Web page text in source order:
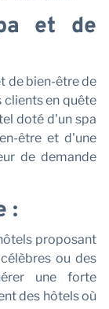
et de
de bien-être de
en quête
doté d'un spa
être et d'une
de demande
:
proposant
ou des
une forte
des hôtels où